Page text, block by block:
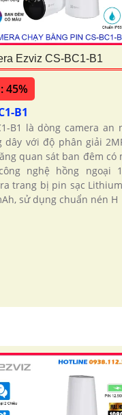
Ezviz CS-BC1-B1
45%
B1
B1 là dòng camera an
dây với độ phân giải
quan sát ban đêm có
nghệ hồng ngoại
trang bị pin sạc
sử dụng chuẩn nén H